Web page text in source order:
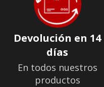
Devolución en 14
días
En todos nuestros
productos